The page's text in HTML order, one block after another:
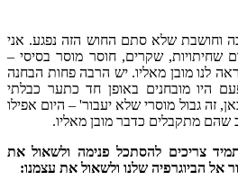
וחושבת שלא סתם החוש הזה נפגע. אני
שחיתויות, שקרים, חוסר מוסר בסיסי –
לנו מובן מאליו. יש הרבה פחות הבחנה
היו מובחנים באופן חד כתער כבלתי
זה גבול מוסרי שלא יעבור' – היום אפילו
מתקבלים כדבר מובן מאליו.
צריכים להסתכל פנימה ולשאול את
אל הביוגרפיה שלנו ולשאול את עצמנו: